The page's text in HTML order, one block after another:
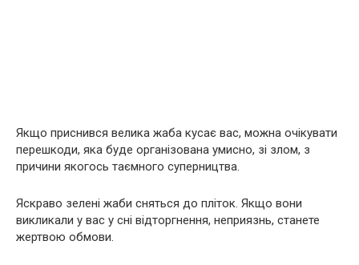
Якщо приснився велика жаба кусає вас, можна очікувати
перешкоди, яка буде організована умисно, зі злом, з
причини якогось таємного суперництва.
Яскраво зелені жаби сняться до пліток. Якщо вони
викликали у вас у сні відторгнення, неприязнь, станете
жертвою обмови.